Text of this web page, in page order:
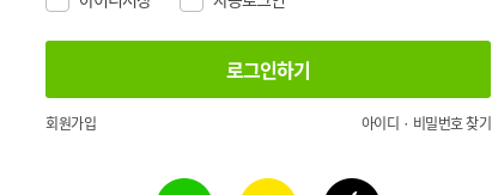
회원가입 아이디 · 비밀번호 찾기